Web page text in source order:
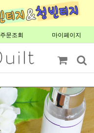
주문조회 마이페이지